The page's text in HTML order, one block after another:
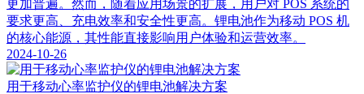
更加普遍。然而，随着应用场景的扩展，用户对 POS 系统的
要求更高、充电效率和安全性更高。锂电池作为移动 POS 机
的核心能源，其性能直接影响用户体验和运营效率。
2024-10-26
用于移动心率监护仪的锂电池解决方案